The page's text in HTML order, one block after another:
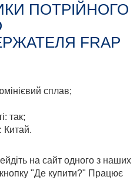
ПОТРІЙНОГО
FRAP
сплав;
так;
Китай.
на сайт одного з наших
"Де купити?" Працює